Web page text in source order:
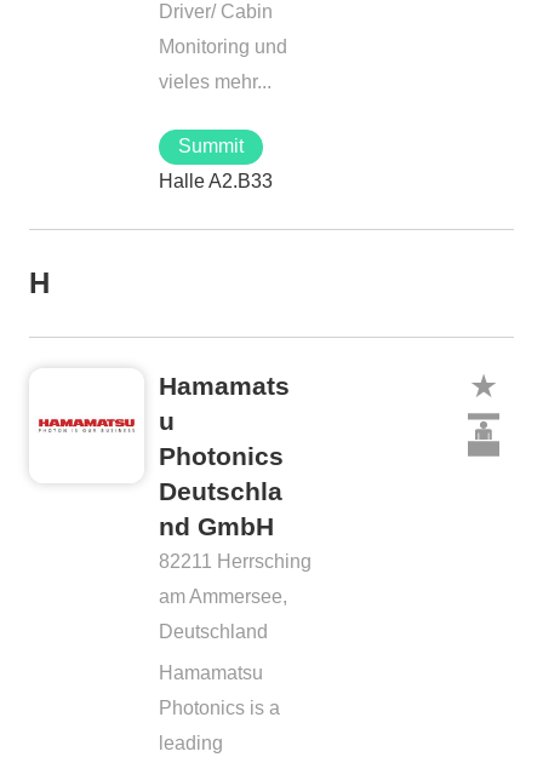
Driver/ Cabin
Monitoring und
vieles mehr...
Summit
Halle A2.B33
H
Hamamats
u
Photonics
Deutschla
nd GmbH
82211 Herrsching
am Ammersee,
Deutschland
Hamamatsu
Photonics is a
leading